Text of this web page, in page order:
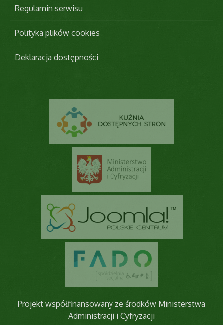
Regulamin serwisu
Polityka plików cookies
Deklaracja dostępności
Projekt współfinansowany ze środków Ministerstwa
Administracji i Cyfryzacji